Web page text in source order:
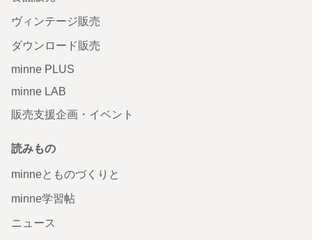
ヴィンテージ販売
ダウンロード販売
minne PLUS
minne LAB
販売支援企画・イベント
読みもの
minneとものづくりと
minne学習帖
ニュース